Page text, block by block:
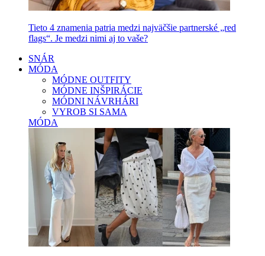
Tieto 4 znamenia patria medzi najväčšie partnerské „red
flags“. Je medzi nimi aj to vaše?
SNÁR
MÓDA
MÓDNE OUTFITY
MÓDNE INŠPIRÁCIE
MÓDNI NÁVRHÁRI
VYROB SI SAMA
MÓDA